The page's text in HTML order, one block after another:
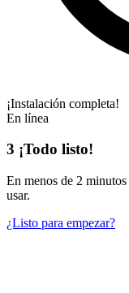
¡Instalación completa!
En línea
3 ¡Todo listo!
En menos de 2 minutos
usar.
¿Listo para empezar?